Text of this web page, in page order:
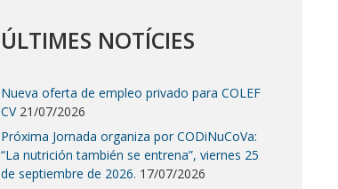
ÚLTIMES NOTÍCIES
Nueva oferta de empleo privado para COLEF
CV 21/07/2026
Próxima Jornada organiza por CODiNuCoVa:
“La nutrición también se entrena”, viernes 25
de septiembre de 2026. 17/07/2026